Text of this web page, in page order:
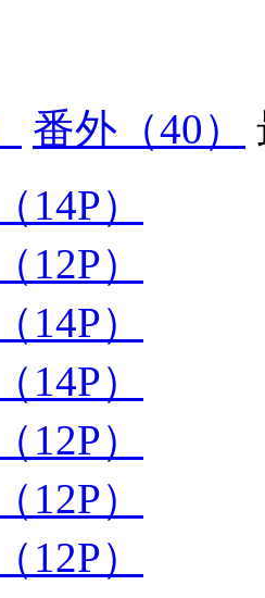
番外 （40）
（14P）
（12P）
（14P）
（14P）
（12P）
（12P）
（12P）